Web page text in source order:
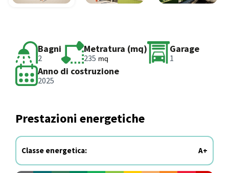
Bagni
2
Metratura (mq)
235 mq
Garage
1
Anno di costruzione
2025
Prestazioni energetiche
Classe energetica: A+